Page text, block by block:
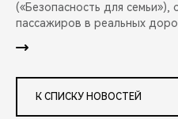
(«Безопасность для
пассажиров в реальных
К СПИСКУ НОВОСТЕЙ